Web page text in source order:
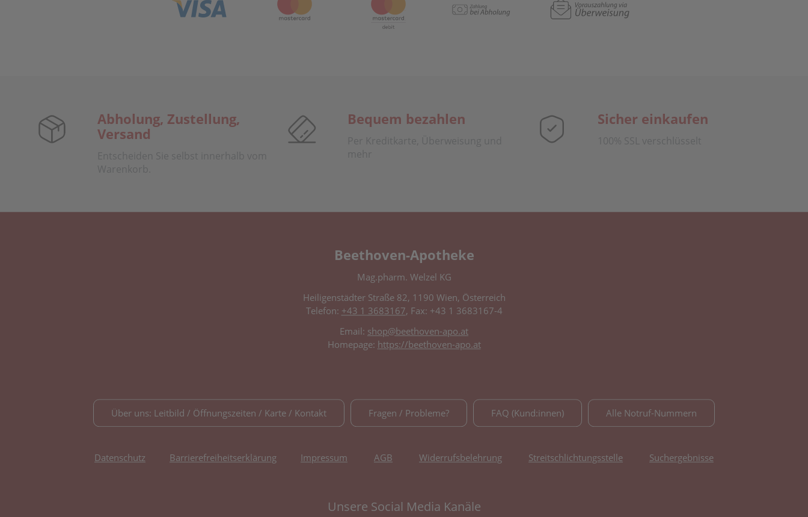
Abholung, Zustellung,
Versand
Entscheiden Sie selbst innerhalb vom
Warenkorb.
Bequem bezahlen
Per Kreditkarte, Überweisung und
mehr
Sicher einkaufen
100% SSL verschlüsselt
Beethoven-Apotheke
Mag.pharm. Welzel KG
Heiligenstädter Straße 82, 1190 Wien, Österreich
Telefon: +43 1 3683167, Fax: +43 1 3683167-4
Email: shop@beethoven-apo.at
Homepage: https://beethoven-apo.at
Über uns: Leitbild / Öffnungszeiten / Karte / Kontakt Fragen / Probleme? FAQ (Kund:innen) Alle Notruf-Nummern
Datenschutz Barrierefreiheitserklärung Impressum AGB Widerrufsbelehrung Streitschlichtungsstelle Suchergebnisse
Unsere Social Media Kanäle